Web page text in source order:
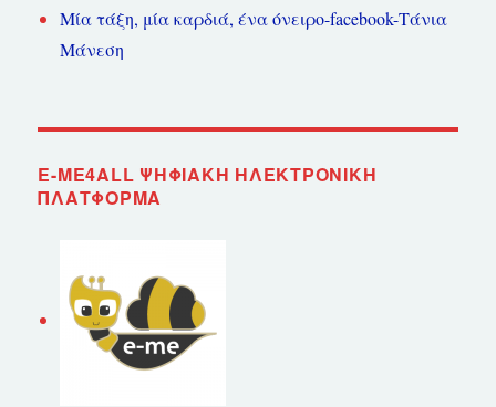
Μία τάξη, μία καρδιά, ένα όνειρο-facebook-Τάνια
Μάνεση
E-ME4ALL ΨΗΦΙΑΚΉ ΗΛΕΚΤΡΟΝΙΚΉ
ΠΛΑΤΦΌΡΜΑ